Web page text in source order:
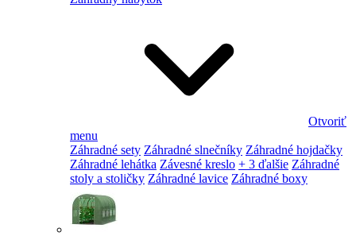
Otvoriť
menu
Záhradné sety Záhradné slnečníky Záhradné hojdačky
Záhradné lehátka Závesné kreslo + 3 ďalšie Záhradné
stoly a stoličky Záhradné lavice Záhradné boxy